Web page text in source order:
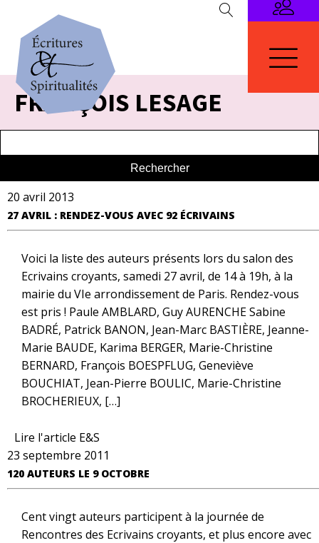
FRANÇOIS LESAGE
20 avril 2013
27 AVRIL : RENDEZ-VOUS AVEC 92 ÉCRIVAINS
Voici la liste des auteurs présents lors du salon des
Ecrivains croyants, samedi 27 avril, de 14 à 19h, à la
mairie du VIe arrondissement de Paris. Rendez-vous
est pris ! Paule AMBLARD, Guy AURENCHE Sabine
BADRÉ, Patrick BANON, Jean-Marc BASTIÈRE, Jeanne-
Marie BAUDE, Karima BERGER, Marie-Christine
BERNARD, François BOESPFLUG, Geneviève
BOUCHIAT, Jean-Pierre BOULIC, Marie-Christine
BROCHERIEUX, […]
Lire l'article E&S
23 septembre 2011
120 AUTEURS LE 9 OCTOBRE
Cent vingt auteurs participent à la journée de
Rencontres des Ecrivains croyants, et plus encore avec